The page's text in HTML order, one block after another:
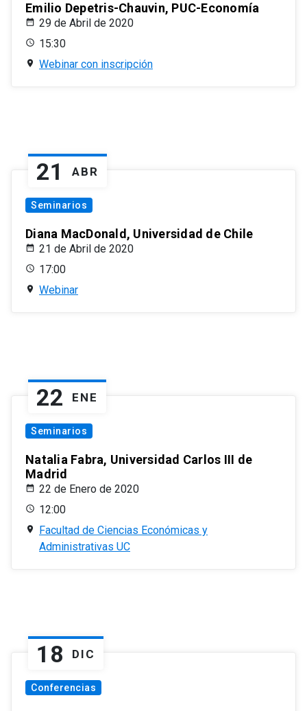
Emilio Depetris-Chauvin, PUC-Economía
29 de Abril de 2020
15:30
Webinar con inscripción
21 ABR
Seminarios
Diana MacDonald, Universidad de Chile
21 de Abril de 2020
17:00
Webinar
22 ENE
Seminarios
Natalia Fabra, Universidad Carlos III de
Madrid
22 de Enero de 2020
12:00
Facultad de Ciencias Económicas y
Administrativas UC
18 DIC
Conferencias